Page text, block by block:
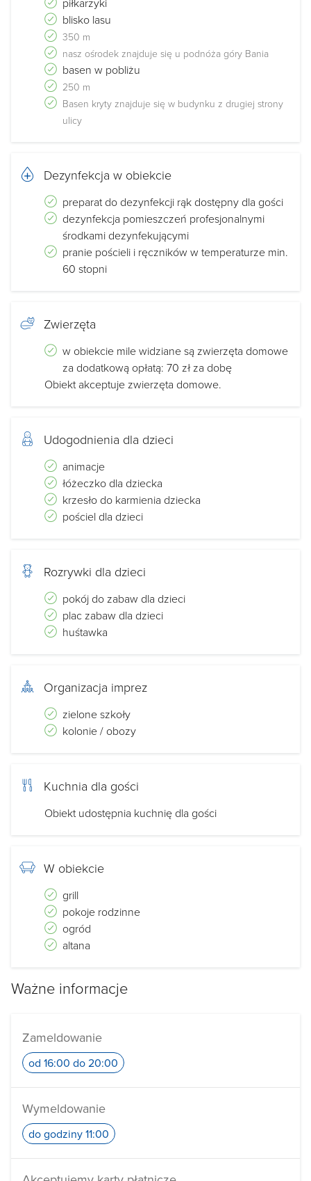
blisko lasu
350 m
nasz ośrodek znajduje się u podnóża góry Bania
basen w pobliżu
250 m
Basen kryty znajduje się w budynku z drugiej strony
ulicy
Dezynfekcja w obiekcie
preparat do dezynfekcji rąk dostępny dla gości
dezynfekcja pomieszczeń profesjonalnymi
środkami dezynfekującymi
pranie pościeli i ręczników w temperaturze min.
60 stopni
Zwierzęta
w obiekcie mile widziane są zwierzęta domowe
za dodatkową opłatą: 70 zł za dobę
Obiekt akceptuje zwierzęta domowe.
Udogodnienia dla dzieci
animacje
łóżeczko dla dziecka
krzesło do karmienia dziecka
pościel dla dzieci
Rozrywki dla dzieci
pokój do zabaw dla dzieci
plac zabaw dla dzieci
huśtawka
Organizacja imprez
zielone szkoły
kolonie / obozy
Kuchnia dla gości
Obiekt udostępnia kuchnię dla gości
W obiekcie
grill
pokoje rodzinne
ogród
altana
Ważne informacje
Zameldowanie
od 16:00 do 20:00
Wymeldowanie
do godziny 11:00